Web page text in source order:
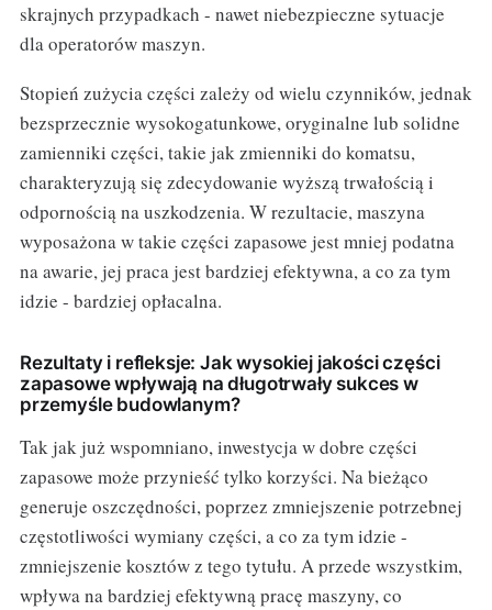
skrajnych przypadkach - nawet niebezpieczne sytuacje
dla operatorów maszyn.
Stopień zużycia części zależy od wielu czynników, jednak
bezsprzecznie wysokogatunkowe, oryginalne lub solidne
zamienniki części, takie jak zmienniki do komatsu,
charakteryzują się zdecydowanie wyższą trwałością i
odpornością na uszkodzenia. W rezultacie, maszyna
wyposażona w takie części zapasowe jest mniej podatna
na awarie, jej praca jest bardziej efektywna, a co za tym
idzie - bardziej opłacalna.
Rezultaty i refleksje: Jak wysokiej jakości części
zapasowe wpływają na długotrwały sukces w
przemyśle budowlanym?
Tak jak już wspomniano, inwestycja w dobre części
zapasowe może przynieść tylko korzyści. Na bieżąco
generuje oszczędności, poprzez zmniejszenie potrzebnej
częstotliwości wymiany części, a co za tym idzie -
zmniejszenie kosztów z tego tytułu. A przede wszystkim,
wpływa na bardziej efektywną pracę maszyny, co